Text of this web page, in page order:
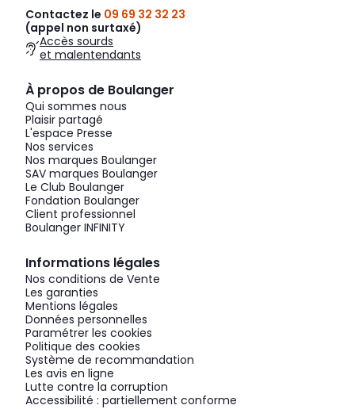
Contactez le 09 69 32 32 23
(appel non surtaxé)
Accès sourds
et malentendants
À propos de Boulanger
Qui sommes nous
Plaisir partagé
L'espace Presse
Nos services
Nos marques Boulanger
SAV marques Boulanger
Le Club Boulanger
Fondation Boulanger
Client professionnel
Boulanger INFINITY
Informations légales
Nos conditions de Vente
Les garanties
Mentions légales
Données personnelles
Paramétrer les cookies
Politique des cookies
Système de recommandation
Les avis en ligne
Lutte contre la corruption
Accessibilité : partiellement conforme